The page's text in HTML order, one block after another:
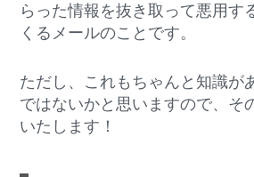
らった情報を抜き取って悪用す
くるメールのことです。
ただし、これもちゃんと知識が
ではないかと思いますので、そ
いたします！